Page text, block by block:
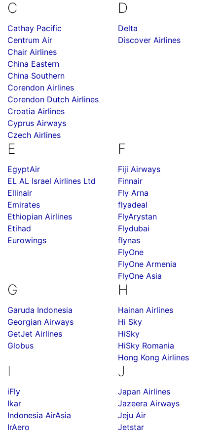
C
Cathay Pacific
Centrum Air
Chair Airlines
China Eastern
China Southern
Corendon Airlines
Corendon Dutch Airlines
Croatia Airlines
Cyprus Airways
Czech Airlines
D
Delta
Discover Airlines
E
EgyptAir
EL AL Israel Airlines Ltd
Ellinair
Emirates
Ethiopian Airlines
Etihad
Eurowings
F
Fiji Airways
Finnair
Fly Arna
flyadeal
FlyArystan
Flydubai
flynas
FlyOne
FlyOne Armenia
FlyOne Asia
G
Garuda Indonesia
Georgian Airways
GetJet Airlines
Globus
H
Hainan Airlines
Hi Sky
HiSky
HiSky Romania
Hong Kong Airlines
I
iFly
Ikar
Indonesia AirAsia
IrAero
J
Japan Airlines
Jazeera Airways
Jeju Air
Jetstar